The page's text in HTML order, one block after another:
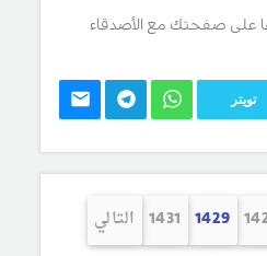
على صفحتك مع الأصدقاء
تويتر
1429
1431 التالي